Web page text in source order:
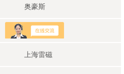
奥豪斯
上海华睿
上海雷磁